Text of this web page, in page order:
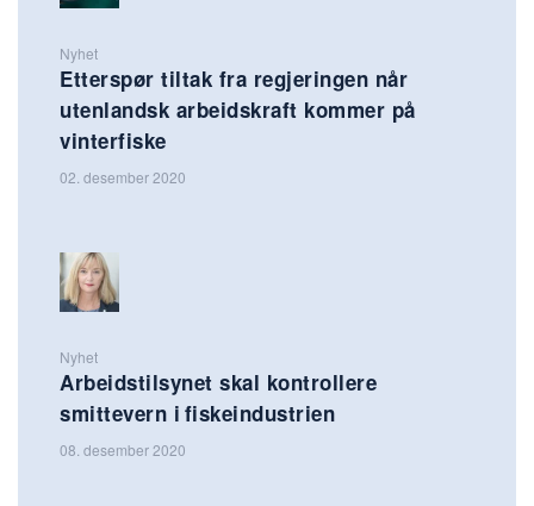
Nyhet
Etterspør tiltak fra regjeringen når
utenlandsk arbeidskraft kommer på
vinterfiske
02. desember 2020
Nyhet
Arbeidstilsynet skal kontrollere
smittevern i fiskeindustrien
08. desember 2020